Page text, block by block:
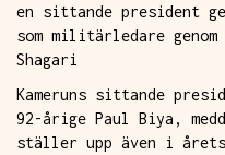
en sittande president
som militärledare genom
Shagari
Kameruns sittande
92-årige Paul Biya,
ställer upp även i